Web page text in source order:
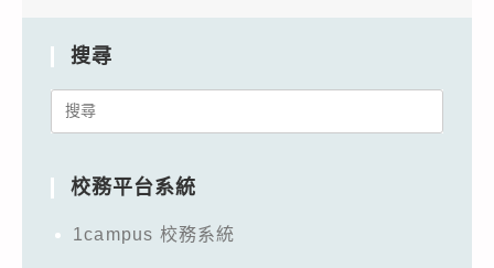
搜尋
Search
校務平台系統
1campus 校務系統